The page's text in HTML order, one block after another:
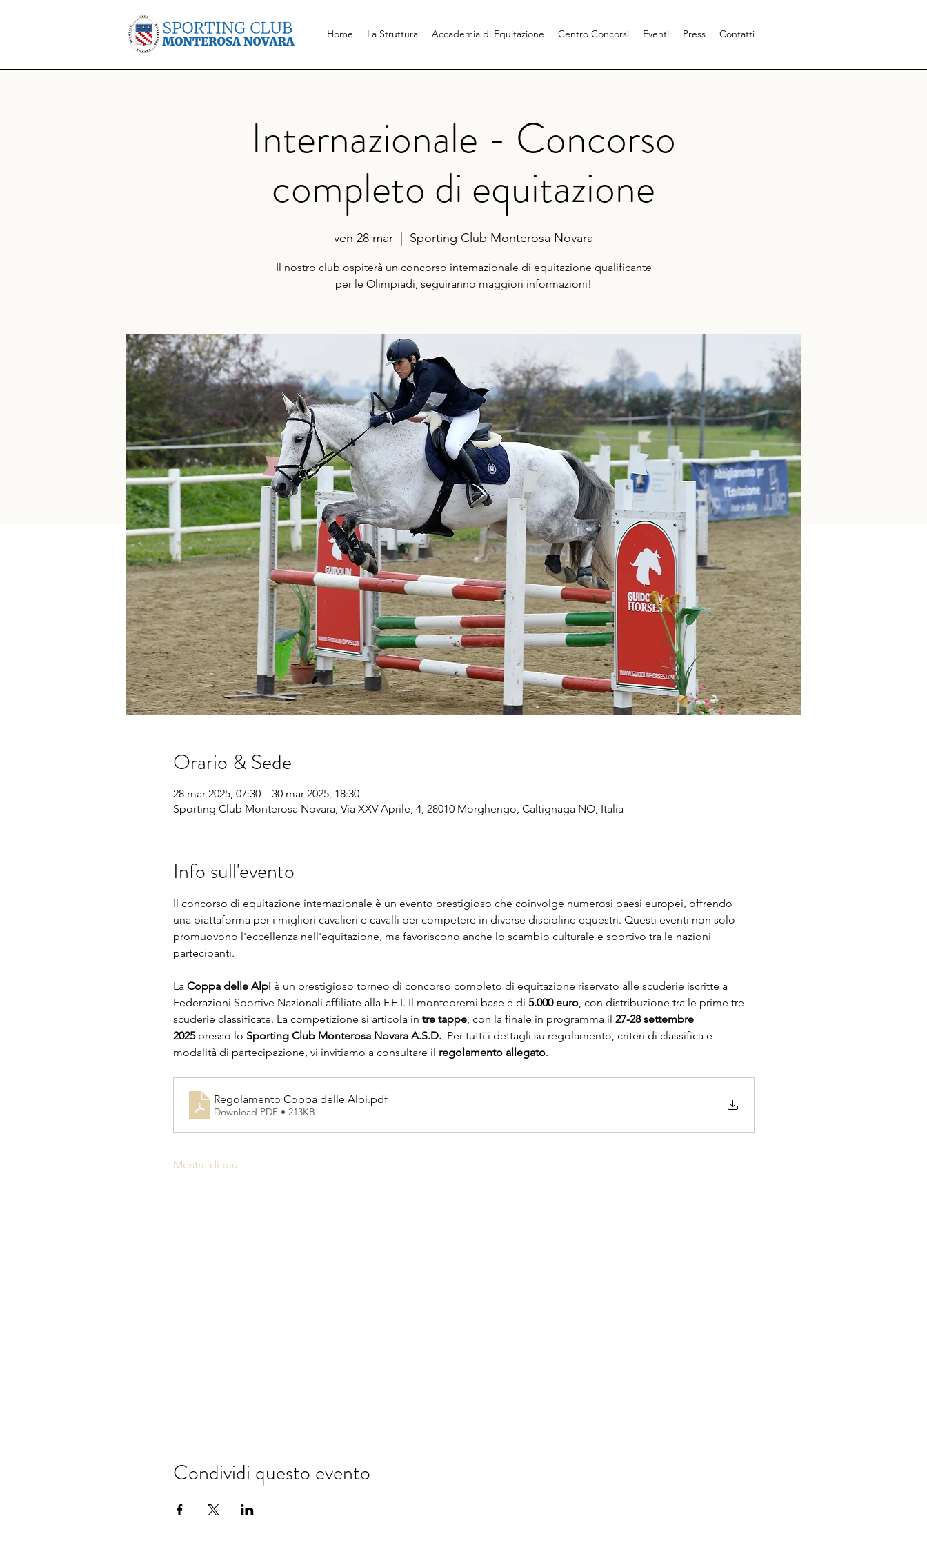
Home La Struttura Accademia di Equitazione Centro Concorsi Eventi Press Contatti
Internazionale - Concorso
completo di equitazione
ven 28 mar Sporting Club Monterosa Novara
Il nostro club ospiterà un concorso internazionale di equitazione qualificante
per le Olimpiadi, seguiranno maggiori informazioni!
Orario & Sede
28 mar 2025, 07:30 – 30 mar 2025, 18:30
Sporting Club Monterosa Novara, Via XXV Aprile, 4, 28010 Morghengo, Caltignaga NO, Italia
Info sull'evento
Il concorso di equitazione internazionale è un evento prestigioso che coinvolge numerosi paesi europei, offrendo
una piattaforma per i migliori cavalieri e cavalli per competere in diverse discipline equestri. Questi eventi non solo
promuovono l'eccellenza nell'equitazione, ma favoriscono anche lo scambio culturale e sportivo tra le nazioni
partecipanti.
La Coppa delle Alpi è un prestigioso torneo di concorso completo di equitazione riservato alle scuderie iscritte a
Federazioni Sportive Nazionali affiliate alla F.E.I. Il montepremi base è di 5.000 euro, con distribuzione tra le prime tre
scuderie classificate. La competizione si articola in tre tappe, con la finale in programma il 27-28 settembre
2025 presso lo Sporting Club Monterosa Novara A.S.D.. Per tutti i dettagli su regolamento, criteri di classifica e
modalità di partecipazione, vi invitiamo a consultare il regolamento allegato.
Regolamento Coppa delle Alpi.pdf
Download PDF • 213KB
Mostra di più
Condividi questo evento